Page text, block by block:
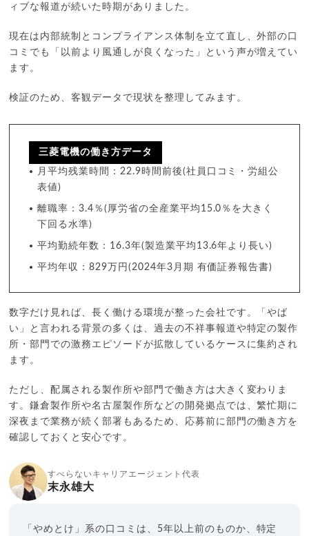
ィブな報道が続いた時期がありました。
現在は内部統制とコンプライアンス体制を立て直し、外部の口
コミでも「以前より風通しが良くなった」という声が増えてい
ます。
検証のため、客観データで現状を整理してみます。
三菱電機の働き方データ
月平均残業時間：22.9時間前後(社員口コミ・労組公
表値)
離職率：3.4％(厚労省の全産業平均15.0％を大きく
下回る水準)
平均勤続年数：16.3年(製造業平均13.6年より長い)
平均年収：829万円(2024年3月期 有価証券報告書)
数字だけ見れば、長く働ける環境が整った会社です。「やば
い」と言われる背景の多くは、過去の不祥事報道や特定の製作
所・部門での激務エピソードが拡散しているケースに集約され
ます。
ただし、配属される製作所や部門で働き方は大きく変わりま
す。鎌倉製作所や名古屋製作所などの開発拠点では、繁忙期に
深夜まで業務が続く部署もあるため、応募前に部門の働き方を
確認しておくと安心です。
すべらないキャリアエージェント代表
末永雄大
「やめとけ」系の口コミは、5年以上前のものか、特定